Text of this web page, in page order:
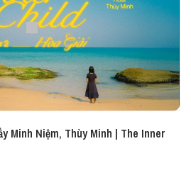
Minh Niệm, Thùy Minh | The Inner